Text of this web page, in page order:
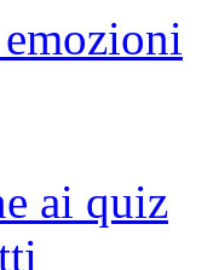
ai quiz